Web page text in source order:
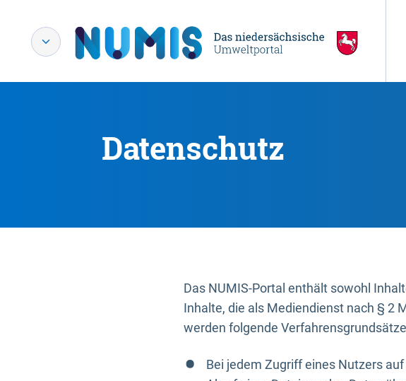
Datenschutz
Das NUMIS-Portal enthält sowohl
Inhalte, die als Mediendienst nach § 2
werden folgende
Bei jedem Zugriff eines Nutzers